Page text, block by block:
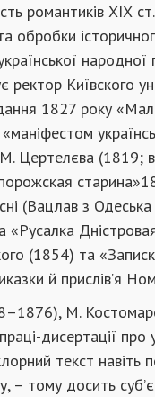
романтиків ХІХ
обробки
ректор Київского
1827 року
М. Цертелєва (1819;
(Вацлав з
«Русалка
(1854) та
й прислів’я
М.
дисертації
текст навіть
– тому досить